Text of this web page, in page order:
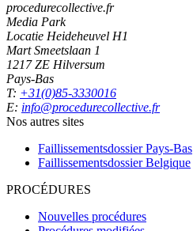
procedurecollective.fr
Media Park
Locatie Heideheuvel H1
Mart Smeetslaan 1
1217 ZE Hilversum
Pays-Bas
T: +31(0)85-3330016
E: info@procedurecollective.fr
Nos autres sites
Faillissementsdossier Pays-Bas
Faillissementsdossier Belgique
PROCÉDURES
Nouvelles procédures